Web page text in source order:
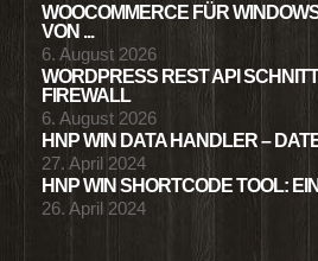
WOOCOMMERCE FÜR
VON ...
6. August 2026
WORDPRESS REST API
FIREWALL
6. August 2026
HNP WIN DATA HANDLER –
27. April 2024
HNP WIN SHORTCODE TOOL:
26. April 2024